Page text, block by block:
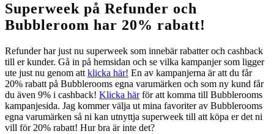
Superweek på Refunder och
Bubbleroom har 20% rabatt!
Refunder har just nu superweek som innebär rabatter och cashback
till er kunder. Gå in på hemsidan och se vilka kampanjer som ligger
ute just nu genom att klicka här! En av kampanjerna är att du får
20% rabatt på Bubblerooms egna varumärken och som ny kund får
du även 9% i cashback! Klicka härför att komma till Bubblerooms
kampanjesida. Jag kommer välja ut mina favoriter av Bubblerooms
egna varumärken så ni kan utnyttja superweek till att köpa er det ni
vill för 20% rabatt! Hur bra är inte det?